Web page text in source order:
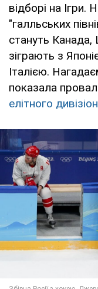
відборі на Ігри.
"галльських
стануть Канада,
зіграють з
Італією.
показала
елітного